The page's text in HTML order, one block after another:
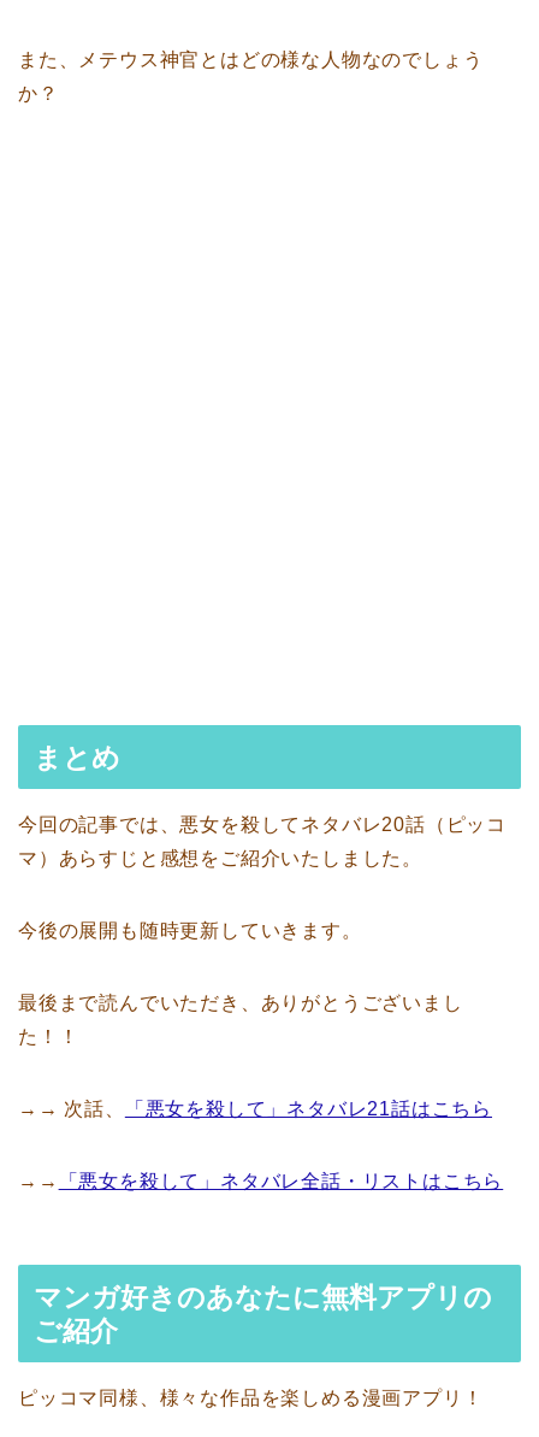
また、メテウス神官とはどの様な人物なのでしょう
か？
まとめ
今回の記事では、悪女を殺してネタバレ20話（ピッコ
マ）あらすじと感想をご紹介いたしました。
今後の展開も随時更新していきます。
最後まで読んでいただき、ありがとうございまし
た！！
→→ 次話、 「悪女を殺して」ネタバレ21話はこちら
→→ 「悪女を殺して」ネタバレ全話・リストはこちら
マンガ好きのあなたに無料アプリの
ご紹介
ピッコマ同様、様々な作品を楽しめる漫画アプリ！